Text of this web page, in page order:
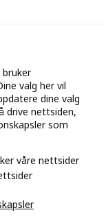
bruker
valg her vil
dine valg
drive nettsiden,
som
våre nettsider